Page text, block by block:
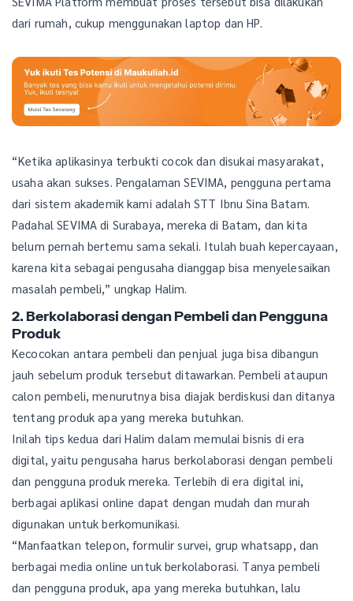
dari rumah, cukup menggunakan laptop dan HP.
“Ketika aplikasinya terbukti cocok dan disukai masyarakat,
usaha akan sukses. Pengalaman SEVIMA, pengguna pertama
dari sistem akademik kami adalah STT Ibnu Sina Batam.
Padahal SEVIMA di Surabaya, mereka di Batam, dan kita
belum pernah bertemu sama sekali. Itulah buah kepercayaan,
karena kita sebagai pengusaha dianggap bisa menyelesaikan
masalah pembeli,” ungkap Halim.
2. Berkolaborasi dengan Pembeli dan Pengguna
Produk
Kecocokan antara pembeli dan penjual juga bisa dibangun
jauh sebelum produk tersebut ditawarkan. Pembeli ataupun
calon pembeli, menurutnya bisa diajak berdiskusi dan ditanya
tentang produk apa yang mereka butuhkan.
Inilah tips kedua dari Halim dalam memulai bisnis di era
digital, yaitu pengusaha harus berkolaborasi dengan pembeli
dan pengguna produk mereka. Terlebih di era digital ini,
berbagai aplikasi online dapat dengan mudah dan murah
digunakan untuk berkomunikasi.
“Manfaatkan telepon, formulir survei, grup whatsapp, dan
berbagai media online untuk berkolaborasi. Tanya pembeli
dan pengguna produk, apa yang mereka butuhkan, lalu